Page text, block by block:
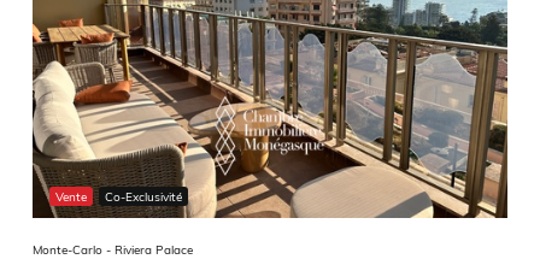
Vente Co-Exclusivité
Monte-Carlo - Riviera Palace